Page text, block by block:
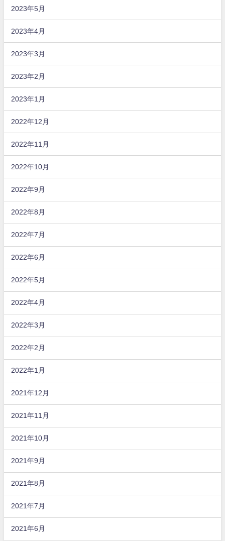
2023年5月
2023年4月
2023年3月
2023年2月
2023年1月
2022年12月
2022年11月
2022年10月
2022年9月
2022年8月
2022年7月
2022年6月
2022年5月
2022年4月
2022年3月
2022年2月
2022年1月
2021年12月
2021年11月
2021年10月
2021年9月
2021年8月
2021年7月
2021年6月